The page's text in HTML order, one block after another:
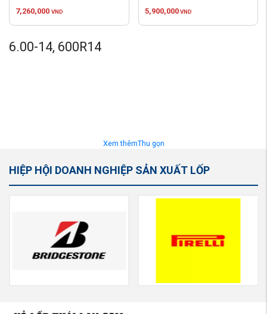
7,260,000 VND 5,900,000 VND
6.00-14, 600R14
Xem thêmThu gọn
HIỆP HỘI DOANH NGHIỆP SẢN XUẤT LỐP